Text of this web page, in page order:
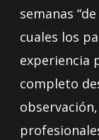
semanas
cuales los
experiencia
completo